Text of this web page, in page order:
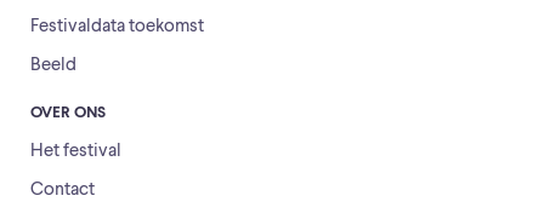
Festivaldata toekomst
Beeld
OVER ONS
Het festival
Contact